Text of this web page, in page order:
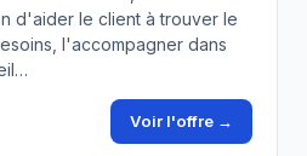
d'aider le client à trouver le
l'accompagner dans
Voir l'offre →